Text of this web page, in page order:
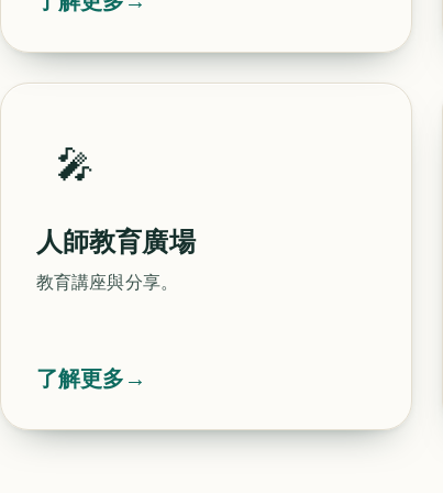
🎤
人師教育廣場
教育講座與分享。
了解更多→